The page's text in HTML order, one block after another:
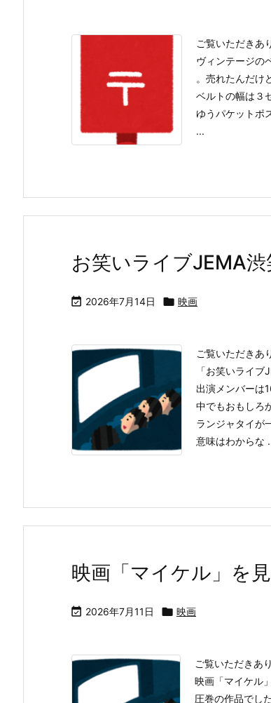
ご覧いただきあ
ヴィンテージの
。売れたんだけ
ベルトの幅は３
ゆうパケットポ
...
お笑いライブJEMA渋
 2026年7月14日  映画
ご覧いただきあ
「お笑いライブ
出演メンバーは
中でもおもしろ
ランジャタイが
意味はわからな
映画「マイケル」を
 2026年7月11日  映画
ご覧いただきあ
映画「マイケル
圧巻の作品でした